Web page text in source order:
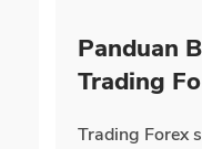
Panduan
Trading
Trading Forex